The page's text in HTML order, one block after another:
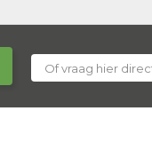
Of vraag hier